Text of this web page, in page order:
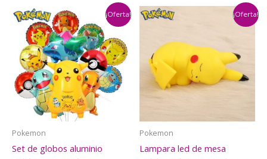
Pokemon)
cantidad
¡Oferta!
Pokemon
Set de globos aluminio
¡Oferta!
Pokemon
Lampara led de mesa